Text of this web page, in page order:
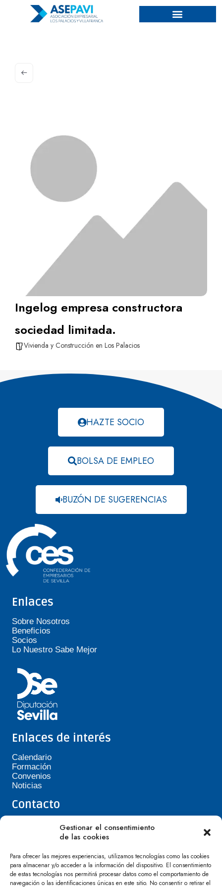
Gestionar el consentimiento
de las cookies
Para ofrecer las mejores experiencias, utilizamos tecnologías como las cookies
para almacenar y/o acceder a la información del dispositivo. El consentimiento
de estas tecnologías nos permitirá procesar datos como el comportamiento de
navegación o las identificaciones únicas en este sitio. No consentir o retirar el
Ingelog empresa constructora
sociedad limitada.
Vivienda y Construcción en Los Palacios
HAZTE SOCIO
BOLSA DE EMPLEO
BUZÓN DE SUGERENCIAS
Enlaces
Sobre Nosotros
Beneficios
Socios
Lo Nuestro Sabe Mejor
Enlaces de interés
Calendario
Formación
Convenios
Noticias
Contacto
Teléfono de Asepavi: 623 394 601
asepavi20@gmail.com
Villafranca